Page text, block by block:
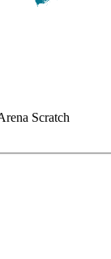
Scratch